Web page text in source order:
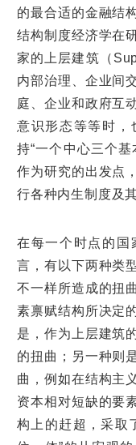
的最合适的金融结
结构制度经济学在
家的上层建筑（
内部治理、企业间
庭、企业和政府互
意识形态等等时，
持“一个中心三个
作为研究的出发点
行各种内生制度及
在每一个时点的国
言，有以下两种类
不一样所造成的扭
素禀赋结构所决定
是，作为上层建筑
的扭曲；另一种则
曲，例如在结构主
资本相对短缺的要
构上的赶超，采取